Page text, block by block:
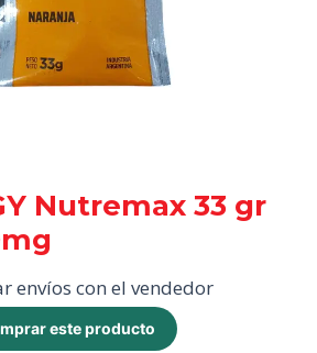
Nutremax 33 gr
envíos con el vendedor
este producto